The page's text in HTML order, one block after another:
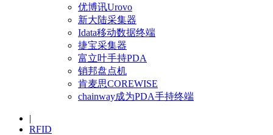
优博讯Urovo
新大陆采集器
Idata移动数据终端
捷宝采集器
富立叶手持PDA
销邦盘点机
肯麦思COREWISE
chainway成为PDA手持终端
|
RFID